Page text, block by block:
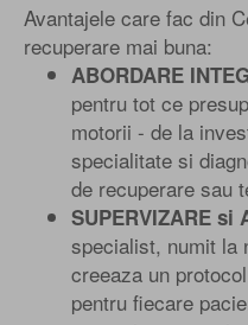
Avantajele care fac din
recuperare mai buna:
ABORDARE
pentru tot ce
motorii - de la
specialitate si
de recuperare sau
SUPERVIZARE si
specialist, numit la
creeaza un
pentru fiecare